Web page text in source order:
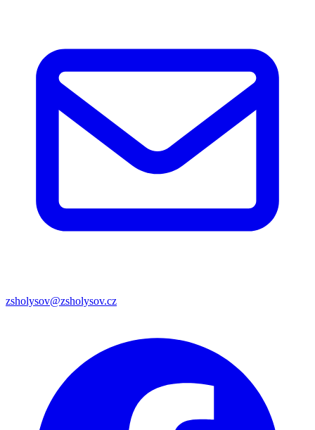
zsholysov@zsholysov.cz